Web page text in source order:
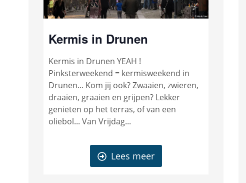
Kermis in Drunen
Kermis in Drunen YEAH !
Pinksterweekend = kermisweekend in
Drunen... Kom jij ook? Zwaaien, zwieren,
draaien, graaien en grijpen? Lekker
genieten op het terras, of van een
oliebol... Van Vrijdag...
Lees meer